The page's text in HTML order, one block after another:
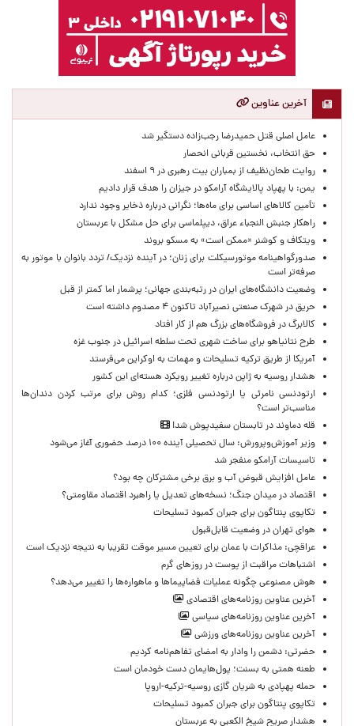
آخرین عناوین
عامل اصلی قتل حمیدرضا رجب‌زاده دستگیر شد
حق انتخاب، نخستین قربانی انحصار
روایت طحان‌نظیف از بمباران بیت رهبری در ۹ اسفند
یمن: با پهپاد پالایشگاه آرامکو در جیزان را هدف قرار دادیم
تأمین کالاهای اساسی برای ماه‌ها؛ نگرانی درباره ذخایر وجود ندارد
راهکار جنبش النجباء عراق، دیپلماسی برای حل مشکل با عربستان
ویتکاف و کوشنر «ممکن است» به مسکو بروند
صدورگواهینامه موتورسیکلت برای زنان؛ در آینده نزدیک/ تردد بانوان با موتور به‌
صرفه‌تر است
وضعیت دانشگاه‌های ایران در رتبه‌بندی جهانی؛ پرشمار اما کمتر از قبل
حریق در شهرک صنعتی نصیرآباد تاکنون ۴ مصدوم داشته است
کالابرگ در فروشگاه‌های بزرگ هم از کار افتاد
طرح نتانیاهو برای ساخت شهری تحت سلطه اسرائیل در جنوب غزه
آمریکا از طریق ترکیه تسلیحات و مهمات به اوکراین می‌فرستد
هشدار روسیه به ژاپن درباره تغییر رویکرد هسته‌ای این کشور
ارتودنسی نامرئی یا ارتودنسی فلزی؛ کدام روش برای مرتب کردن دندان‌ها
مناسب‌تر است؟
قله دماوند در تابستان سفیدپوش شد!
وزیر آموزش‌وپرورش: سال تحصیلی آینده ۱۰۰ درصد حضوری آغاز می‌شود
تاسیسات آرامکو منفجر شد
عامل افزایش قبوض آب و برق برخی مشترکان چه بود؟
اقتصاد در میدان جنگ؛ نسخه‌های تعدیل یا راهبرد اقتصاد مقاومتی؟
تکاپوی پنتاگون برای جبران کمبود تسلیحات
هوای تهران در وضعیت قابل‌قبول
عراقچی: مذاکرات با عمان برای تعیین مسیر موقت تقریبا به نتیجه نزدیک است
اشتباهات مراقبت از پوست در روزهای گرم
هوش مصنوعی چگونه عملیات فضاپیماها و ماهواره‌ها را تغییر می‌دهد؟
آخرین عناوین روزنامه‌های اقتصادی
آخرین عناوین روزنامه‌های سیاسی
آخرین عناوین روزنامه‌های ورزشی
حضرتی: دشمن را وادار به امضای تفاهم‌نامه کردیم
طعنه همتی به بسنت؛ پول‌هایمان دست خودمان است
حمله پهپادی به شریان گازی روسیه-ترکیه-اروپا
تکاپوی پنتاگون برای جبران کمبود تسلیحات
هشدار صریح شیخ الکعبی به عربستان